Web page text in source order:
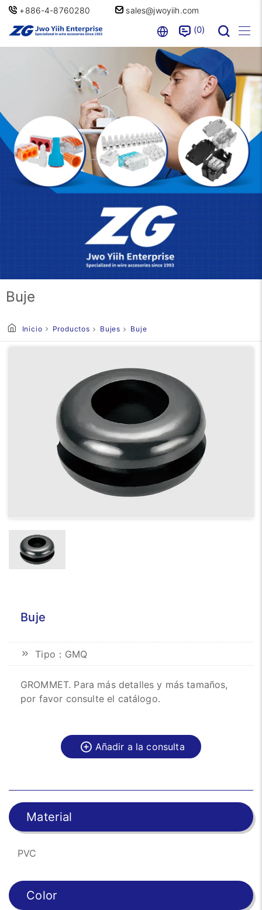
+886-4-8760280 sales@jwoyiih.com
0
Buje
Inicio Productos Bujes Buje
Buje
Tipo：GMQ
GROMMET. Para más detalles y más tamaños,
por favor consulte el catálogo.
Añadir a la consulta
Material
PVC
Color